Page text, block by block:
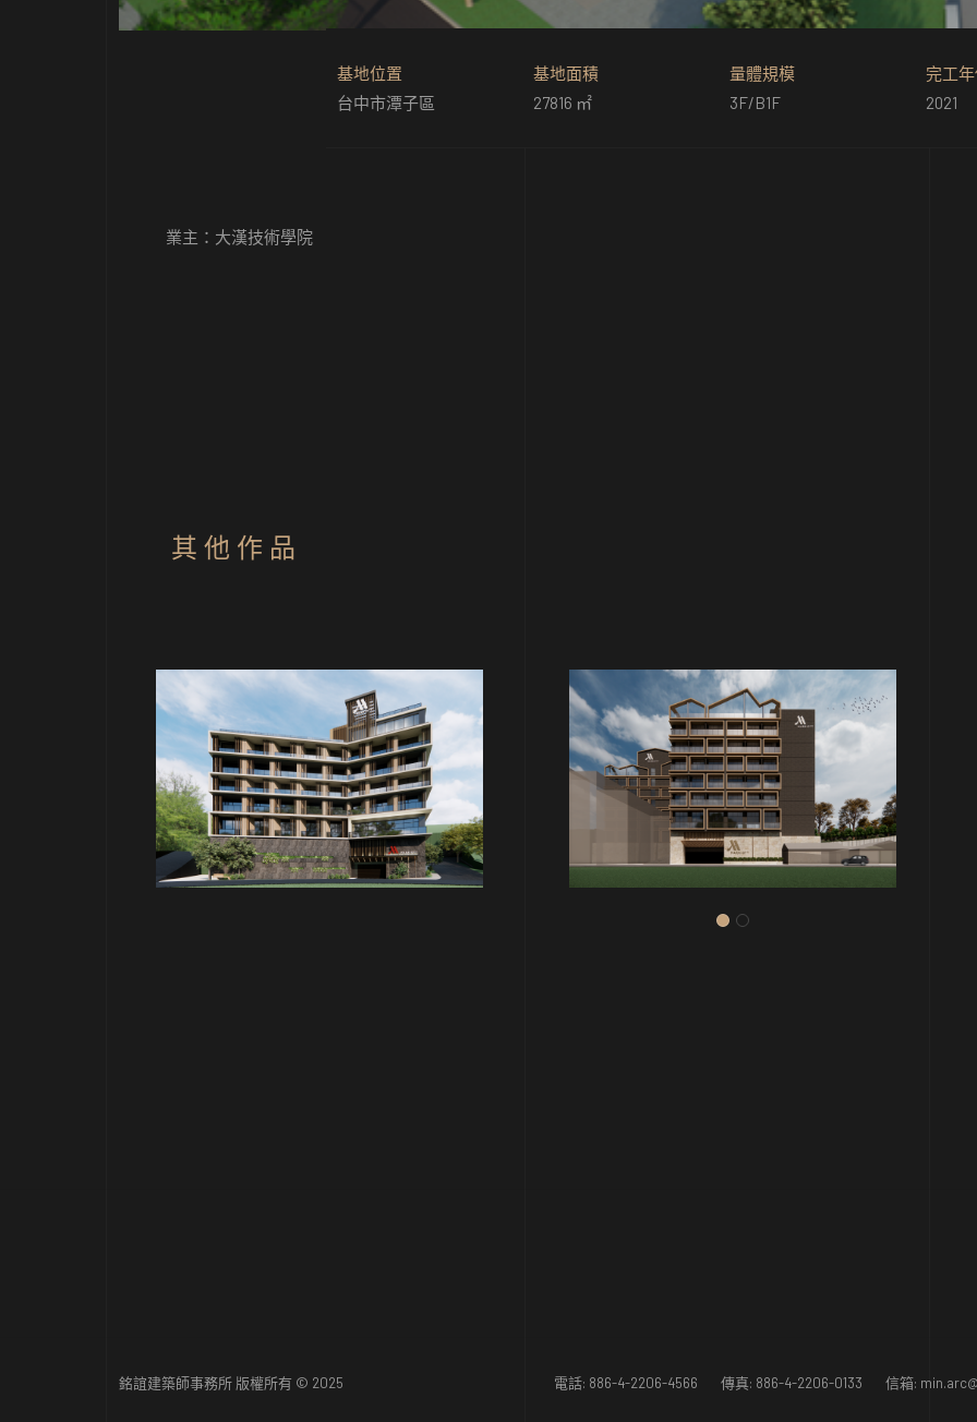
基地位置
台中市潭子區
基地面積
27816 ㎡
量體規模
3F/B1F
完工
2021
業主： 大漢技術學院
其 他 作 品
旅館
水社旅館 H 水社旅館 A B
銘誼建築師事務所 版權所有 © 2025 電話: 886-4-2206-4566 傳真: 886-4-2206-0133 信箱: